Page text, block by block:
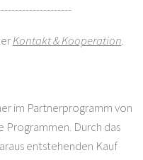
Kontakt & Kooperation.
im Partnerprogramm von
Programmen. Durch das
entstehenden Kauf